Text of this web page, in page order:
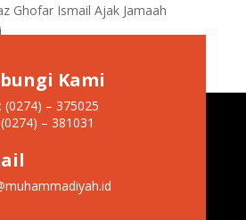
Ghofar Ismail Ajak Jamaah
Kami
(0274) – 375025
– 381031